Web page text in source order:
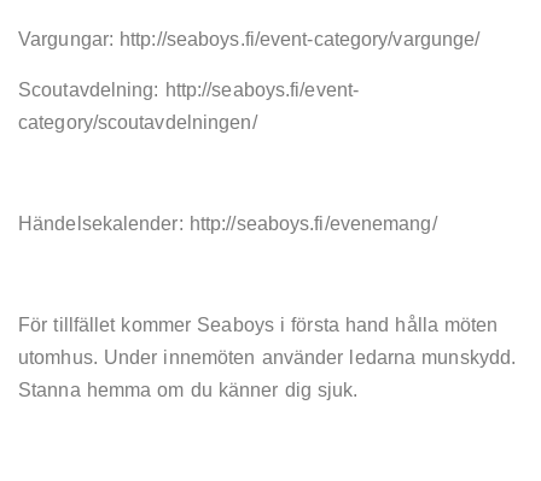
Vargungar: http://seaboys.fi/event-category/vargunge/
Scoutavdelning: http://seaboys.fi/event-
category/scoutavdelningen/
Händelsekalender: http://seaboys.fi/evenemang/
För tillfället kommer Seaboys i första hand hålla möten
utomhus. Under innemöten använder ledarna munskydd.
Stanna hemma om du känner dig sjuk.